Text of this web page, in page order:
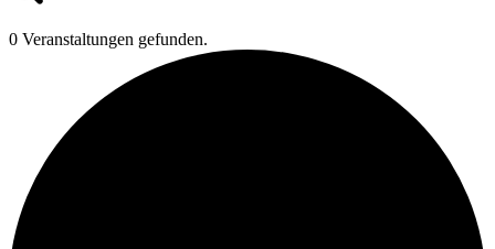
0 Veranstaltungen gefunden.